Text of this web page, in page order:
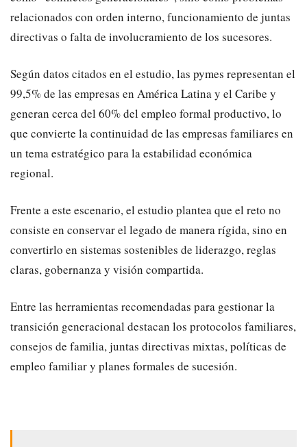
relacionados con orden interno, funcionamiento de juntas
directivas o falta de involucramiento de los sucesores.
Según datos citados en el estudio, las pymes representan el
99,5% de las empresas en América Latina y el Caribe y
generan cerca del 60% del empleo formal productivo, lo
que convierte la continuidad de las empresas familiares en
un tema estratégico para la estabilidad económica
regional.
Frente a este escenario, el estudio plantea que el reto no
consiste en conservar el legado de manera rígida, sino en
convertirlo en sistemas sostenibles de liderazgo, reglas
claras, gobernanza y visión compartida.
Entre las herramientas recomendadas para gestionar la
transición generacional destacan los protocolos familiares,
consejos de familia, juntas directivas mixtas, políticas de
empleo familiar y planes formales de sucesión.